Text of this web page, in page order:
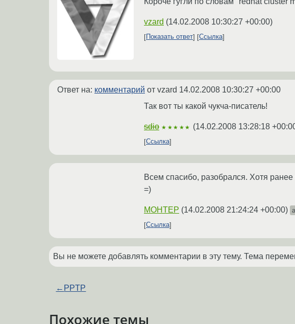
vzard (14.02.2008 10:30:27 +00:00)
Показать ответ Ссылка
Ответ на: комментарий от vzard 14.02.2008 10:30:27 +00:00
Так вот ты какой чукча-писатель!
sdio ★★★★★ (14.02.2008 13:28:18
Ссылка
Всем спасибо, разобрался. Хотя
=)
MOHTEP (14.02.2008 21:24:24 +00:00)
Ссылка
Вы не можете добавлять комментарии в эту тему. Тема
← PPTP
Похожие темы